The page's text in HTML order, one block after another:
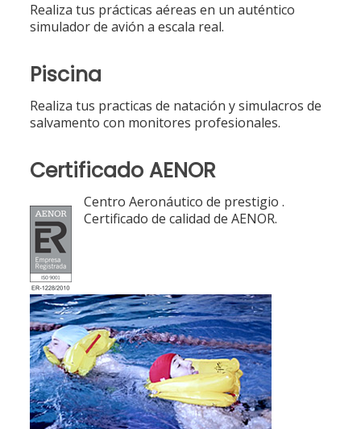
Realiza tus prácticas aéreas en un auténtico
simulador de avión a escala real.
Piscina
Realiza tus practicas de natación y simulacros de
salvamento con monitores profesionales.
Certificado AENOR
Centro Aeronáutico de prestigio .
Certificado de calidad de AENOR.